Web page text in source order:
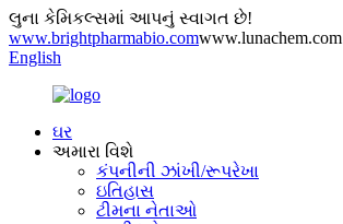
લુના કેમિકલ્સમાં આપનું સ્વાગત છે!
www.brightpharmabio.comwww.lunachem.com
English
ઘર
અમારા વિશે
કંપનીની ઝાંખી/રૂપરેખા
ઇતિહાસ
ટીમના નેતાઓ